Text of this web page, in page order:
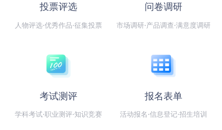
投票评选
人物评选·优秀作品·征集投票
问卷调研
市场调研·产品调查·满意度调研
考试测评
学科考试·职业测评·知识竞赛
报名表单
活动报名·信息登记·招生培训